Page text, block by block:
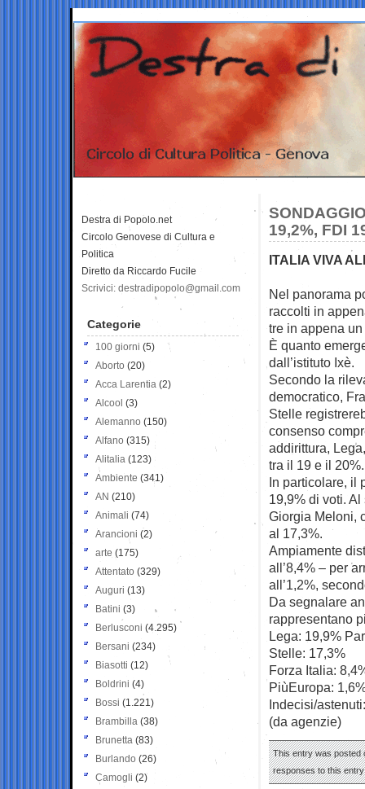
19,2%, FDI
ITALIA VIVA
Nel panorama
raccolti in
tre in appena
È quanto
dall’istituto Ixè.
Secondo la
democratico,
Stelle
consenso
addirittura,
tra il 19 e il 20%.
In particolare, il
19,9% di voti.
Giorgia Meloni,
al 17,3%.
Ampiamente
all’8,4% – per
all’1,2%,
Da segnalare
rappresentano
Lega: 19,9%
Stelle: 17,3%
Forza Italia:
PiùEuropa:
Indecisi/
(da agenzie)
This entry was posted
responses to this
Destra di Popolo.net
Circolo Genovese di Cultura e
Politica
Diretto da Riccardo Fucile
Scrivici: destradipopolo@gmail.com
Categorie
100 giorni (5)
Aborto (20)
Acca Larentia (2)
Alcool (3)
Alemanno (150)
Alfano (315)
Alitalia (123)
Ambiente (341)
AN (210)
Animali (74)
Arancioni (2)
arte (175)
Attentato (329)
Auguri (13)
Batini (3)
Berlusconi (4.295)
Bersani (234)
Biasotti (12)
Boldrini (4)
Bossi (1.221)
Brambilla (38)
Brunetta (83)
Burlando (26)
Camogli (2)